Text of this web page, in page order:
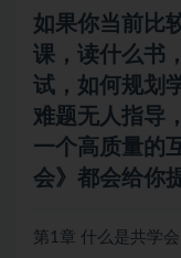
如果你当前比
课，读什么书
试，如何规划
难题无人指导
一个高质量的
会》都会给你
第1章 什么是共学会